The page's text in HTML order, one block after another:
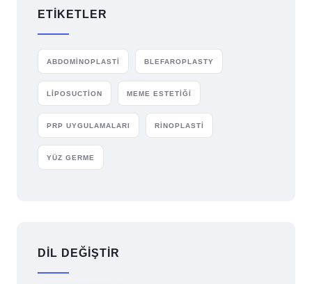
ETIKETLER
ABDOMİNOPLASTİ BLEFAROPLASTY
LİPOSUCTİON MEME ESTETİĞİ
PRP UYGULAMALARI RİNOPLASTİ
YÜZ GERME
DİL DEĞİŞTİR